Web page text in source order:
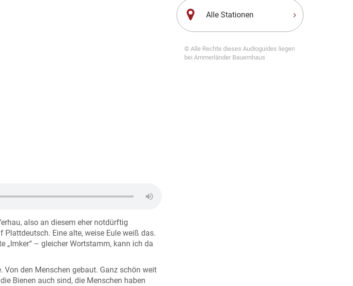
also an diesem eher notdürftig
Plattdeutsch. Eine alte, weise Eule weiß das.
„Imker“ – gleicher Wortstamm, kann ich da
Von den Menschen gebaut. Ganz schön weit
Bienen auch sind, die Menschen haben
Alle Stationen
© Alle Rechte dieses Audioguides liegen
bei Ammerländer Bauernhaus